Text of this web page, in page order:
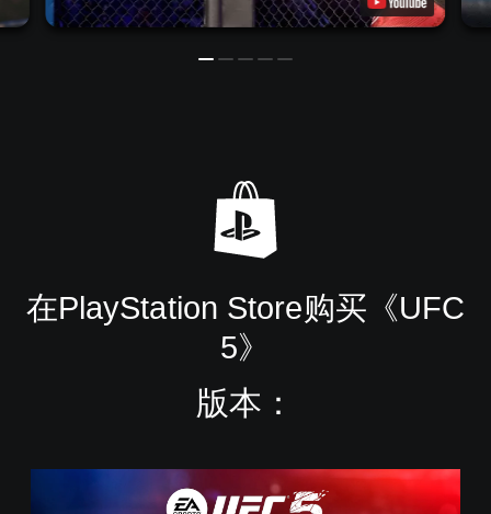
在PlayStation Store购买《UFC
5》
版本：